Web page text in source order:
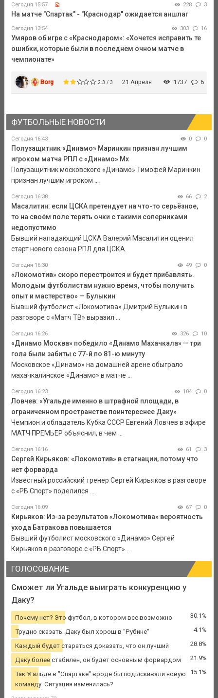
Сегодня 15:57 228 3
На матче "Спартак" - "Краснодар" ожидается аншлаг
Сегодня 13:54 303 16
Умяров об игре с «Краснодаром»: «Хочется исправить те
ошибки, которые были в последнем очном матче в
чемпионате»
Borg 2.3 / 3 21 Апреля 1737 6
ФУТБОЛЬНЫЕ НОВОСТИ
Сегодня 16:43 0 0
Полузащитник «Динамо» Маринкин признан лучшим
игроком матча РПЛ с «Динамо» Мх
Полузащитник московского «Динамо» Тимофей Маринкин
признан лучшим игроком ...
Сегодня 16:38 66 2
Масалитин: если ЦСКА претендует на что-то серьёзное,
то на своём поле терять очки с такими соперниками
недопустимо
Бывший нападающий ЦСКА Валерий Масалитин оценил
старт нового сезона РПЛ для ЦСКА.
Сегодня 16:30 49 0
«Локомотив» скоро перестроится и будет прибавлять.
Молодым футболистам нужно время, чтобы получить
опыт и мастерство» — Булыкин
Бывший футболист «Локомотива» Дмитрий Булыкин в
разговоре с «Матч ТВ» выразил ...
Сегодня 16:26 326 10
«Динамо Москва» победило «Динамо Махачкала» — три
гола были забиты с 77-й по 81-ю минуту
Московское «Динамо» на домашней арене обыграло
махачкалинское «Динамо» в матче ...
Сегодня 16:23 104 0
Ловчев: «Угальде именно в штрафной площади, в
ограниченном пространстве поинтереснее Даку»
Чемпион и обладатель Кубка СССР Евгений Ловчев в эфире
МАТЧ ПРЕМЬЕР объяснил, в чем ...
Сегодня 16:16 61 3
Сергей Кирьяков: «Локомотив» в стагнации, потому что
нет форварда
Известный российский тренер Сергей Кирьяков в разговоре
с «РБ Спорт» поделился ...
Сегодня 16:09 67 0
Кирьяков: Из-за результатов «Локомотива» вероятность
ухода Батракова повышается
Бывший футболист московского «Динамо» Сергей
Кирьяков в разговоре с «РБ Спорт» ...
ГОЛОСОВАНИЕ
Сможет ли Угальде выиграть конкуренцию у
Даку?
Почему нет? Это футбол, в котором все возможно 30.1%
Трудно сказать. Даку был хорош в "Рубине" 4.1%
Каждый будет стараться доказать, что он лучший 28.8%
Даку более стабилен, он будет основным форвардом 21.9%
Так Угальде в "Спартаке" вроде бы подыскивали новую
команду. Ситуация изменилась?
15.1%